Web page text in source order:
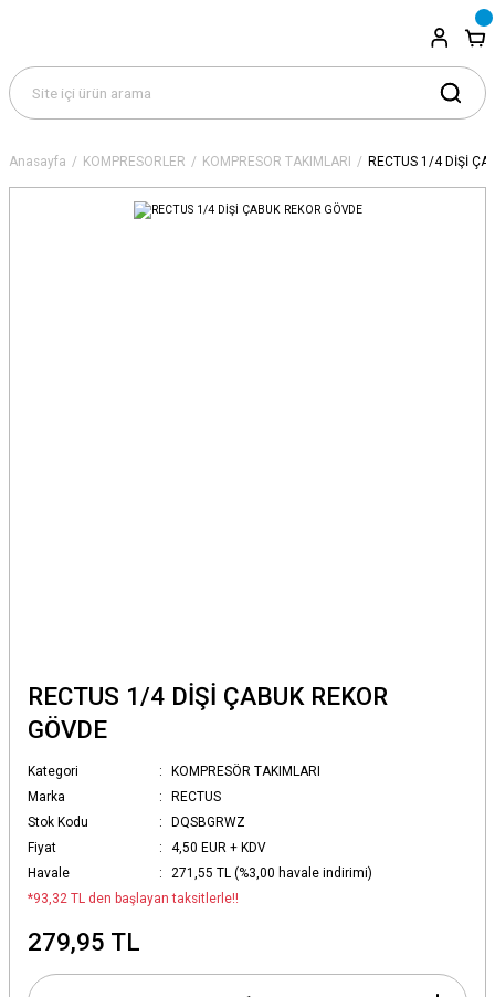
Anasayfa KOMPRESÖRLER KOMPRESÖR TAKIMLARI RECTUS 1/4 DİŞİ
RECTUS 1/4 DİŞİ ÇABUK REKOR
GÖVDE
Kategori
KOMPRESÖR TAKIMLARI
Marka
RECTUS
Stok Kodu
DQSBGRWZ
Fiyat
4,50 EUR + KDV
Havale
271,55 TL (%3,00 havale indirimi)
*93,32 TL den başlayan taksitlerle!!
279,95 TL